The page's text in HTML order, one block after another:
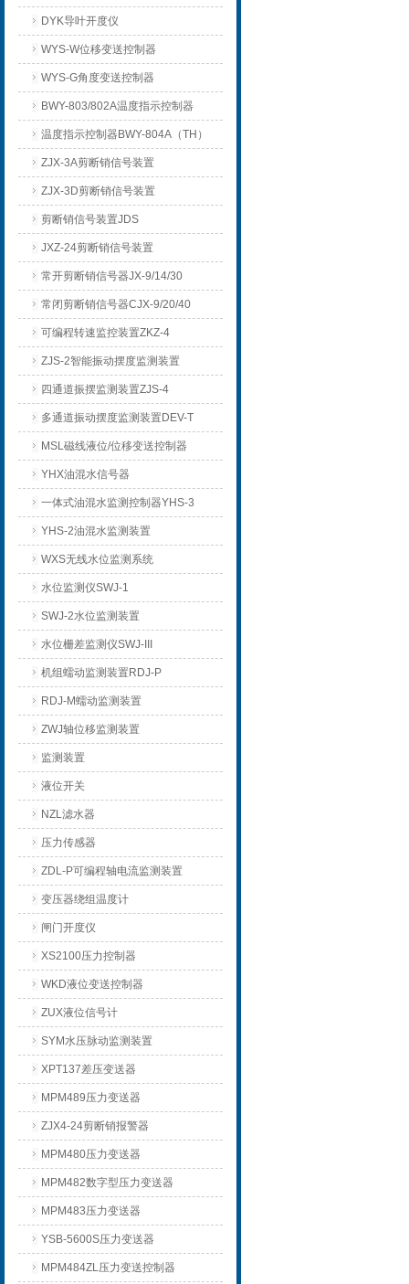
DYK导叶开度仪
WYS-W位移变送控制器
WYS-G角度变送控制器
BWY-803/802A温度指示控制器
温度指示控制器BWY-804A（TH）
ZJX-3A剪断销信号装置
ZJX-3D剪断销信号装置
剪断销信号装置JDS
JXZ-24剪断销信号装置
常开剪断销信号器JX-9/14/30
常闭剪断销信号器CJX-9/20/40
可编程转速监控装置ZKZ-4
ZJS-2智能振动摆度监测装置
四通道振摆监测装置ZJS-4
多通道振动摆度监测装置DEV-T
MSL磁线液位/位移变送控制器
YHX油混水信号器
一体式油混水监测控制器YHS-3
YHS-2油混水监测装置
WXS无线水位监测系统
水位监测仪SWJ-1
SWJ-2水位监测装置
水位栅差监测仪SWJ-III
机组蠕动监测装置RDJ-P
RDJ-M蠕动监测装置
ZWJ轴位移监测装置
监测装置
液位开关
NZL滤水器
压力传感器
ZDL-P可编程轴电流监测装置
变压器绕组温度计
闸门开度仪
XS2100压力控制器
WKD液位变送控制器
ZUX液位信号计
SYM水压脉动监测装置
XPT137差压变送器
MPM489压力变送器
ZJX4-24剪断销报警器
MPM480压力变送器
MPM482数字型压力变送器
MPM483压力变送器
YSB-5600S压力变送器
MPM484ZL压力变送控制器